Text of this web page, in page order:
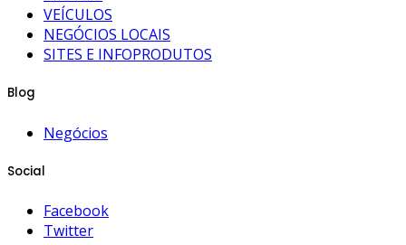
VEÍCULOS
NEGÓCIOS LOCAIS
SITES E INFOPRODUTOS
Blog
Negócios
Social
Facebook
Twitter